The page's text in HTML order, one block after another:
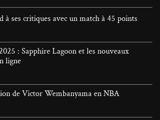
à ses critiques avec un match à 45 points
: Sapphire Lagoon et les nouveaux
ligne
de Victor Wembanyama en NBA